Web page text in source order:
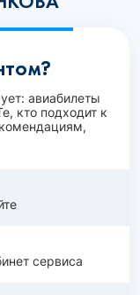
авиабилеты
кто подходит к
сервиса